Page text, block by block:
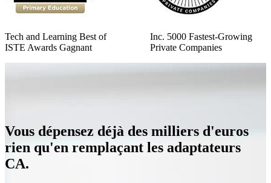
Tech and Learning Best of
ISTE Awards Gagnant
Inc. 5000 Fastest-Growing
Private Companies
Vous dépensez déjà des milliers d'euros
rien qu'en remplaçant les adaptateurs
CA.